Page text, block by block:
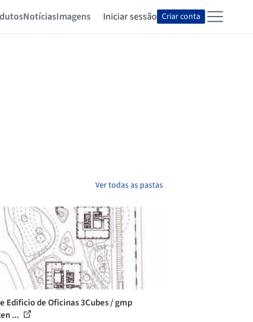
NotíciasImagens Iniciar sessão Criar conta
Ver todas as pastas
Edificio de Oficinas 3Cubes / gmp
...